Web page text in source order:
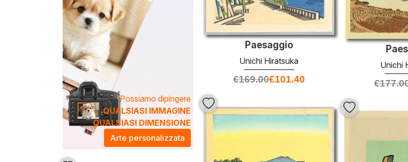
Possiamo dipingere
QUALSIASI IMMAGINE
QUALSIASI DIMENSIONE
Arte personalizzata
Paesaggio
Unichi Hiratsuka
€169.00€101.40
Unichi
€